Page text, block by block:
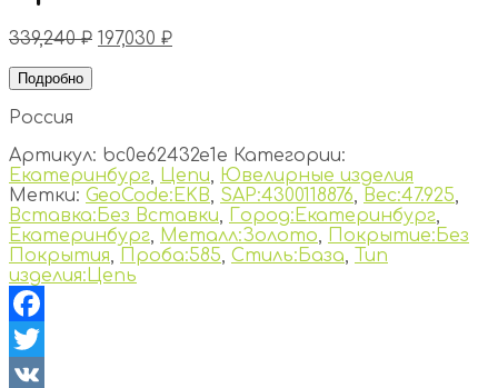
339,240₽ 197,030 ₽
Подробно
Россия
Артикул: bc0e62432e1e Категории:
Екатеринбург, Цепи, Ювелирные изделия
Метки: GeoCode:EKB, SAP:4300118876, Вес:47.925,
Вставка:Без Вставки, Город:Екатеринбург,
Екатеринбург, Металл:Золото, Покрытие:Без
Покрытия, Проба:585, Стиль:База, Тип
изделия:Цепь
Facebook
Twitter